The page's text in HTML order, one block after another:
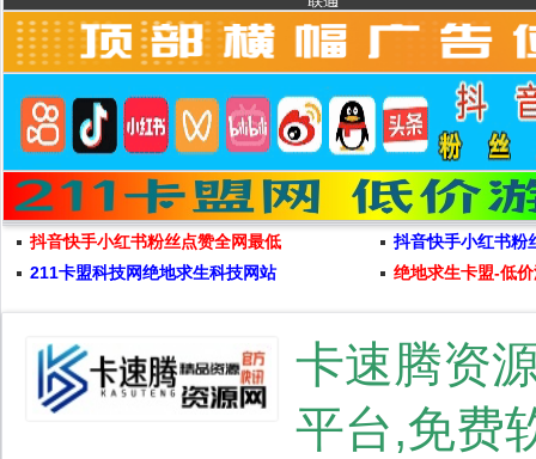
抖音快手小红书粉丝点赞全网最低
抖音快手小红书粉
211卡盟科技网绝地求生科技网站
绝地求生卡盟-低
卡速腾资
平台,免费